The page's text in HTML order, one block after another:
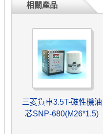
相關產品
三菱貨車3.5T-磁性機油
芯SNP-680(M26*1.5)